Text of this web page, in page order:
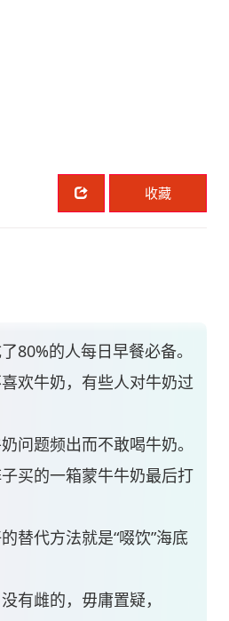
收藏
80%的人每日早餐必备。
欢牛奶，有些人对牛奶过
问题频出而不敢喝牛奶。
买的一箱蒙牛牛奶最后打
替代方法就是“啜饮”海底
有雌的，毋庸置疑，